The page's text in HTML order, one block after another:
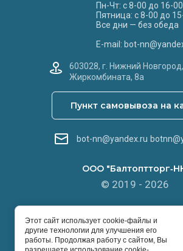
ООО
© 2019 - 2026
Пн-Чт: с 8-00 до 16-00
Пятница: с 8-00 до
Все дни — без обеда
E-mail: bot-
603028, г. Нижний
Жиркомбината, 8а
Пункт самовывоза на
bot-nn@yandex.ru
Этот сайт использует cookie-файлы и
другие технологии для улучшения его
работы. Продолжая работу с сайтом, Вы